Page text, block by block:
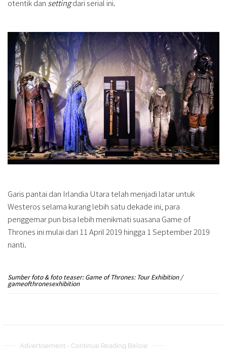
otentik dan settingdari serial ini.
Garis pantai dan Irlandia Utara telah menjadi latar untuk
Westeros selama kurang lebih satu dekade ini, para
penggemar pun bisa lebih menikmati suasana Game of
Thrones ini mulai dari 11 April 2019 hingga 1 September 2019
nanti.
Sumber foto & foto teaser: Game of Thrones: Tour Exhibition /
gameofthronesexhibition
Advertisement - Continue Reading Below